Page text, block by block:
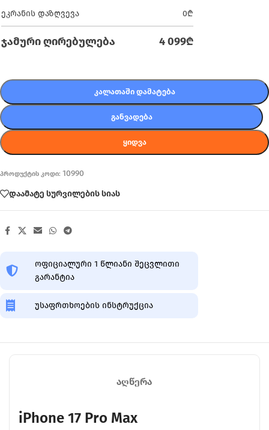
ეკრანის დაზღვევა 0₾
ჯამური ღირებულება 4 099₾
ᲙᲐᲚᲐᲗᲐᲨᲘ ᲓᲐᲛᲐᲢᲔᲑᲐ
ᲒᲐᲜᲕᲐᲓᲔᲑᲐ
ᲧᲘᲓᲕᲐ
პროდუქტის კოდი: 10990
დაამატე სურვილების სიას
ოფიციალური 1 წლიანი შეცვლითი
გარანტია
უსაფრთხოების ინსტრუქცია
ᲐᲦᲬᲔᲠᲐ
iPhone 17 Pro Max